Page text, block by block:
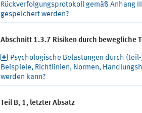
Rückverfolgungsprotokoll gemäß Anhang
gespeichert werden?
Abschnitt 1.3.7 Risiken durch bewegliche
Psychologische Belastungen durch
Beispiele, Richtlinien, Normen,
werden kann?
Teil B, 1, letzter Absatz